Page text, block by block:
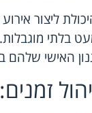
ליצור
בלתי
האישי שלהם